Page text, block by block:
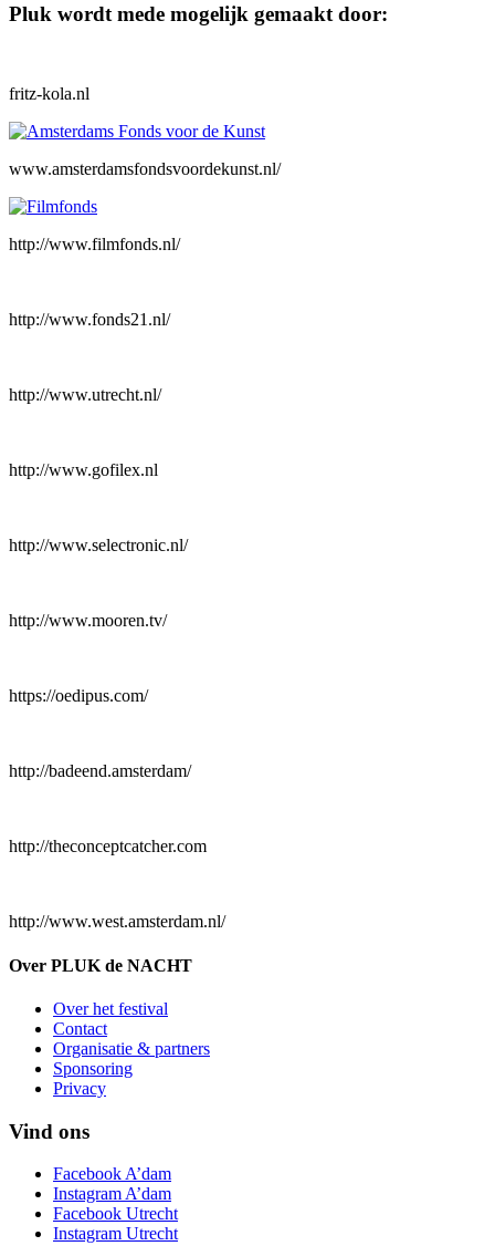
Pluk wordt mede mogelijk gemaakt door:
fritz-kola.nl
www.amsterdamsfondsvoordekunst.nl/
http://www.filmfonds.nl/
http://www.fonds21.nl/
http://www.utrecht.nl/
http://www.gofilex.nl
http://www.selectronic.nl/
http://www.mooren.tv/
https://oedipus.com/
http://badeend.amsterdam/
http://theconceptcatcher.com
http://www.west.amsterdam.nl/
Over PLUK de NACHT
Over het festival
Contact
Organisatie & partners
Sponsoring
Privacy
Vind ons
Facebook A’dam
Instagram A’dam
Facebook Utrecht
Instagram Utrecht